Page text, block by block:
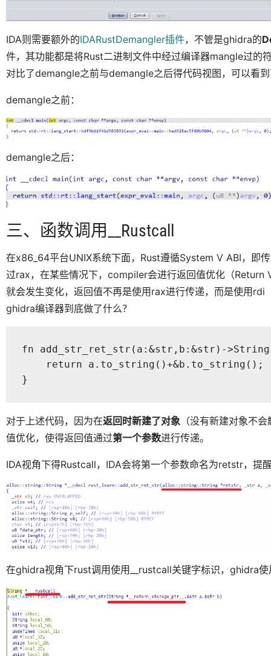
IDA则需要额外的IDARustDemangler插件，不管是ghidra的
件，其功能都是将Rust二进制文件中经过编译器mangle过的
对比了demangle之前与demangle之后得代码视图，可以看
demangle之前：
demangle之后：
三、函数调用__Rustcall
在x86_64平台UNIX系统下面，Rust遵循System V ABI，即
过rax，在某些情况下，compiler会进行返回值优化（
就会发生变化，返回值不再是使用rax进行传递，而是使用
ghidra编译器到底做了什么？
fn add_str_ret_str(a:&str,b:&str)-
    return a.to_string()+&b.to_string();
}
对于上述代码，因为在返回时新建了对象 （没有新建对象不
值优化，使得返回值通过第一个参数进行传递。
IDA视角下得Rustcall，IDA会将第一个参数命名为retstr，提
在ghidra视角下rust调用使用__rustcall关键字标识，ghidra